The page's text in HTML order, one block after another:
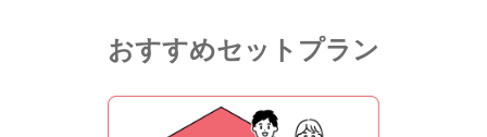
おすすめセットプラン